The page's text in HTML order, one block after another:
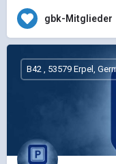
gbk-Mitglieder
B42 , 53579 Erpel,